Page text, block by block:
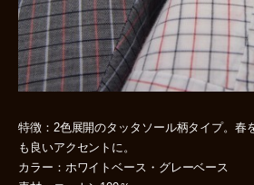
特徴：2色展開のタッタソール柄タイプ。春
も良いアクセントに。
カラー：ホワイトベース・グレーベース